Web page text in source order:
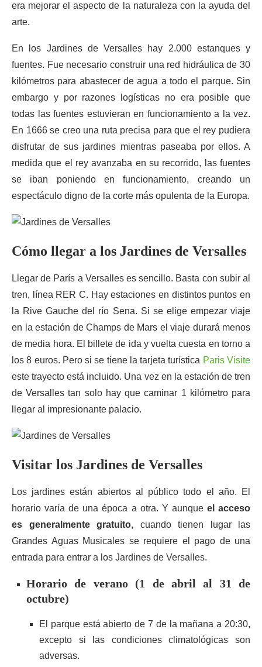
era mejorar el aspecto de la naturaleza con la ayuda del
arte.
En los Jardines de Versalles hay 2.000 estanques y
fuentes. Fue necesario construir una red hidráulica de 30
kilómetros para abastecer de agua a todo el parque. Sin
embargo y por razones logísticas no era posible que
todas las fuentes estuvieran en funcionamiento a la vez.
En 1666 se creo una ruta precisa para que el rey pudiera
disfrutar de sus jardines mientras paseaba por ellos. A
medida que el rey avanzaba en su recorrido, las fuentes
se iban poniendo en funcionamiento, creando un
espectáculo digno de la corte más opulenta de la Europa.
Cómo llegar a los Jardines de Versalles
Llegar de París a Versalles es sencillo. Basta con subir al
tren, línea RER C. Hay estaciones en distintos puntos en
la Rive Gauche del río Sena. Si se elige empezar viaje
en la estación de Champs de Mars el viaje durará menos
de media hora. El billete de ida y vuelta cuesta en torno a
los 8 euros. Pero si se tiene la tarjeta turística Paris Visite
este trayecto está incluido. Una vez en la estación de tren
de Versalles tan solo hay que caminar 1 kilómetro para
llegar al impresionante palacio.
Visitar los Jardines de Versalles
Los jardines están abiertos al público todo el año. El
horario varía de una época a otra. Y aunque el acceso
es generalmente gratuito, cuando tienen lugar las
Grandes Aguas Musicales se requiere el pago de una
entrada para entrar a los Jardines de Versalles.
Horario de verano (1 de abril al 31 de
octubre)
El parque está abierto de 7 de la mañana a 20:30,
excepto si las condiciones climatológicas son
adversas.